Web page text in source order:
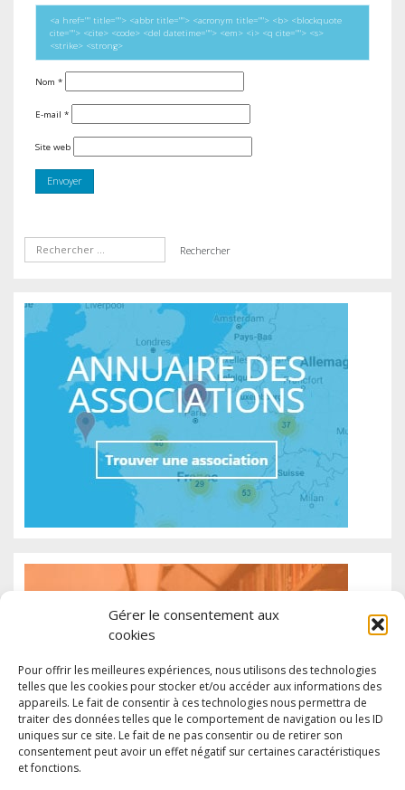
Gérer le consentement aux
cookies
Pour offrir les meilleures expériences, nous utilisons des technologies
telles que les cookies pour stocker et/ou accéder aux informations des
appareils. Le fait de consentir à ces technologies nous permettra de
traiter des données telles que le comportement de navigation ou les ID
uniques sur ce site. Le fait de ne pas consentir ou de retirer son
consentement peut avoir un effet négatif sur certaines caractéristiques
et fonctions.
<a href="" title=""> <abbr title=""> <acronym title=""> <b> <blockquote
cite=""> <cite> <code> <del datetime=""> <em> <i> <q cite=""> <s>
<strike> <strong>
Nom *
E-mail *
Site web